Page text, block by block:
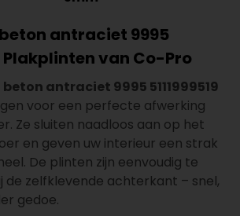
antraciet 9995
Plakplinten van Co-Pro
antraciet 9995 5111999519
voor een perfecte afwerking
Ze sluiten naadloos aan op het
en geven uw interieur een strak
De plinten zijn eenvoudig te
de zelfklevende achterkant – snel,
gedoe.